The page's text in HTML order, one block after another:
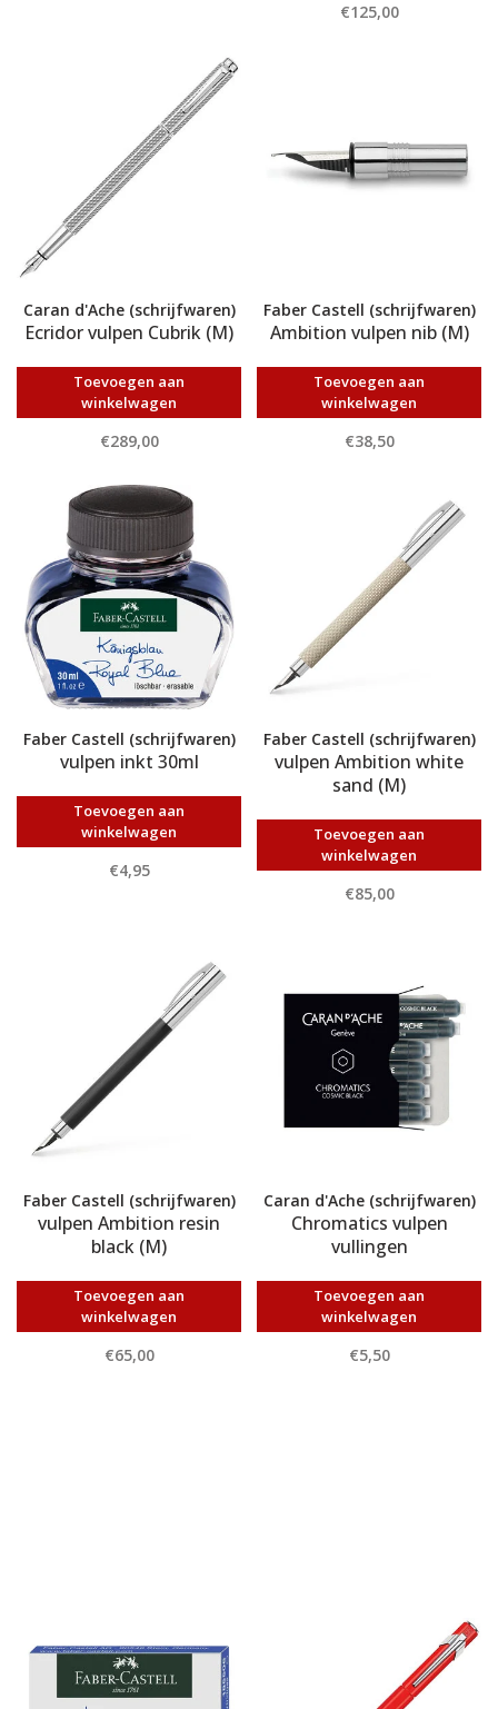
€125,00
Caran d'Ache (schrijfwaren)
Ecridor vulpen Cubrik (M)
Toevoegen aan
winkelwagen
€289,00
Faber Castell (schrijfwaren)
Ambition vulpen nib (M)
Toevoegen aan
winkelwagen
€38,50
Faber Castell (schrijfwaren)
vulpen inkt 30ml
Toevoegen aan
winkelwagen
€4,95
Faber Castell (schrijfwaren)
vulpen Ambition white
sand (M)
Toevoegen aan
winkelwagen
€85,00
Faber Castell (schrijfwaren)
vulpen Ambition resin
black (M)
Toevoegen aan
winkelwagen
€65,00
Caran d'Ache (schrijfwaren)
Chromatics vulpen
vullingen
Toevoegen aan
winkelwagen
€5,50